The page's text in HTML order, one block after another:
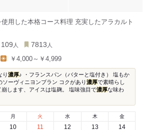
用した本格コース料理 充実したアラカルト
109 人 7813 人
￥4,000～￥4,999
り濃厚♪ ・フランスパン（バターと塩付き） 塩もか
ーヴィニヨンブラン コクがあり濃厚で素晴らし
します、アイスは塩麹。 塩味強目で濃厚な味わ
月
10
火
11
水
12
木
13
金
14